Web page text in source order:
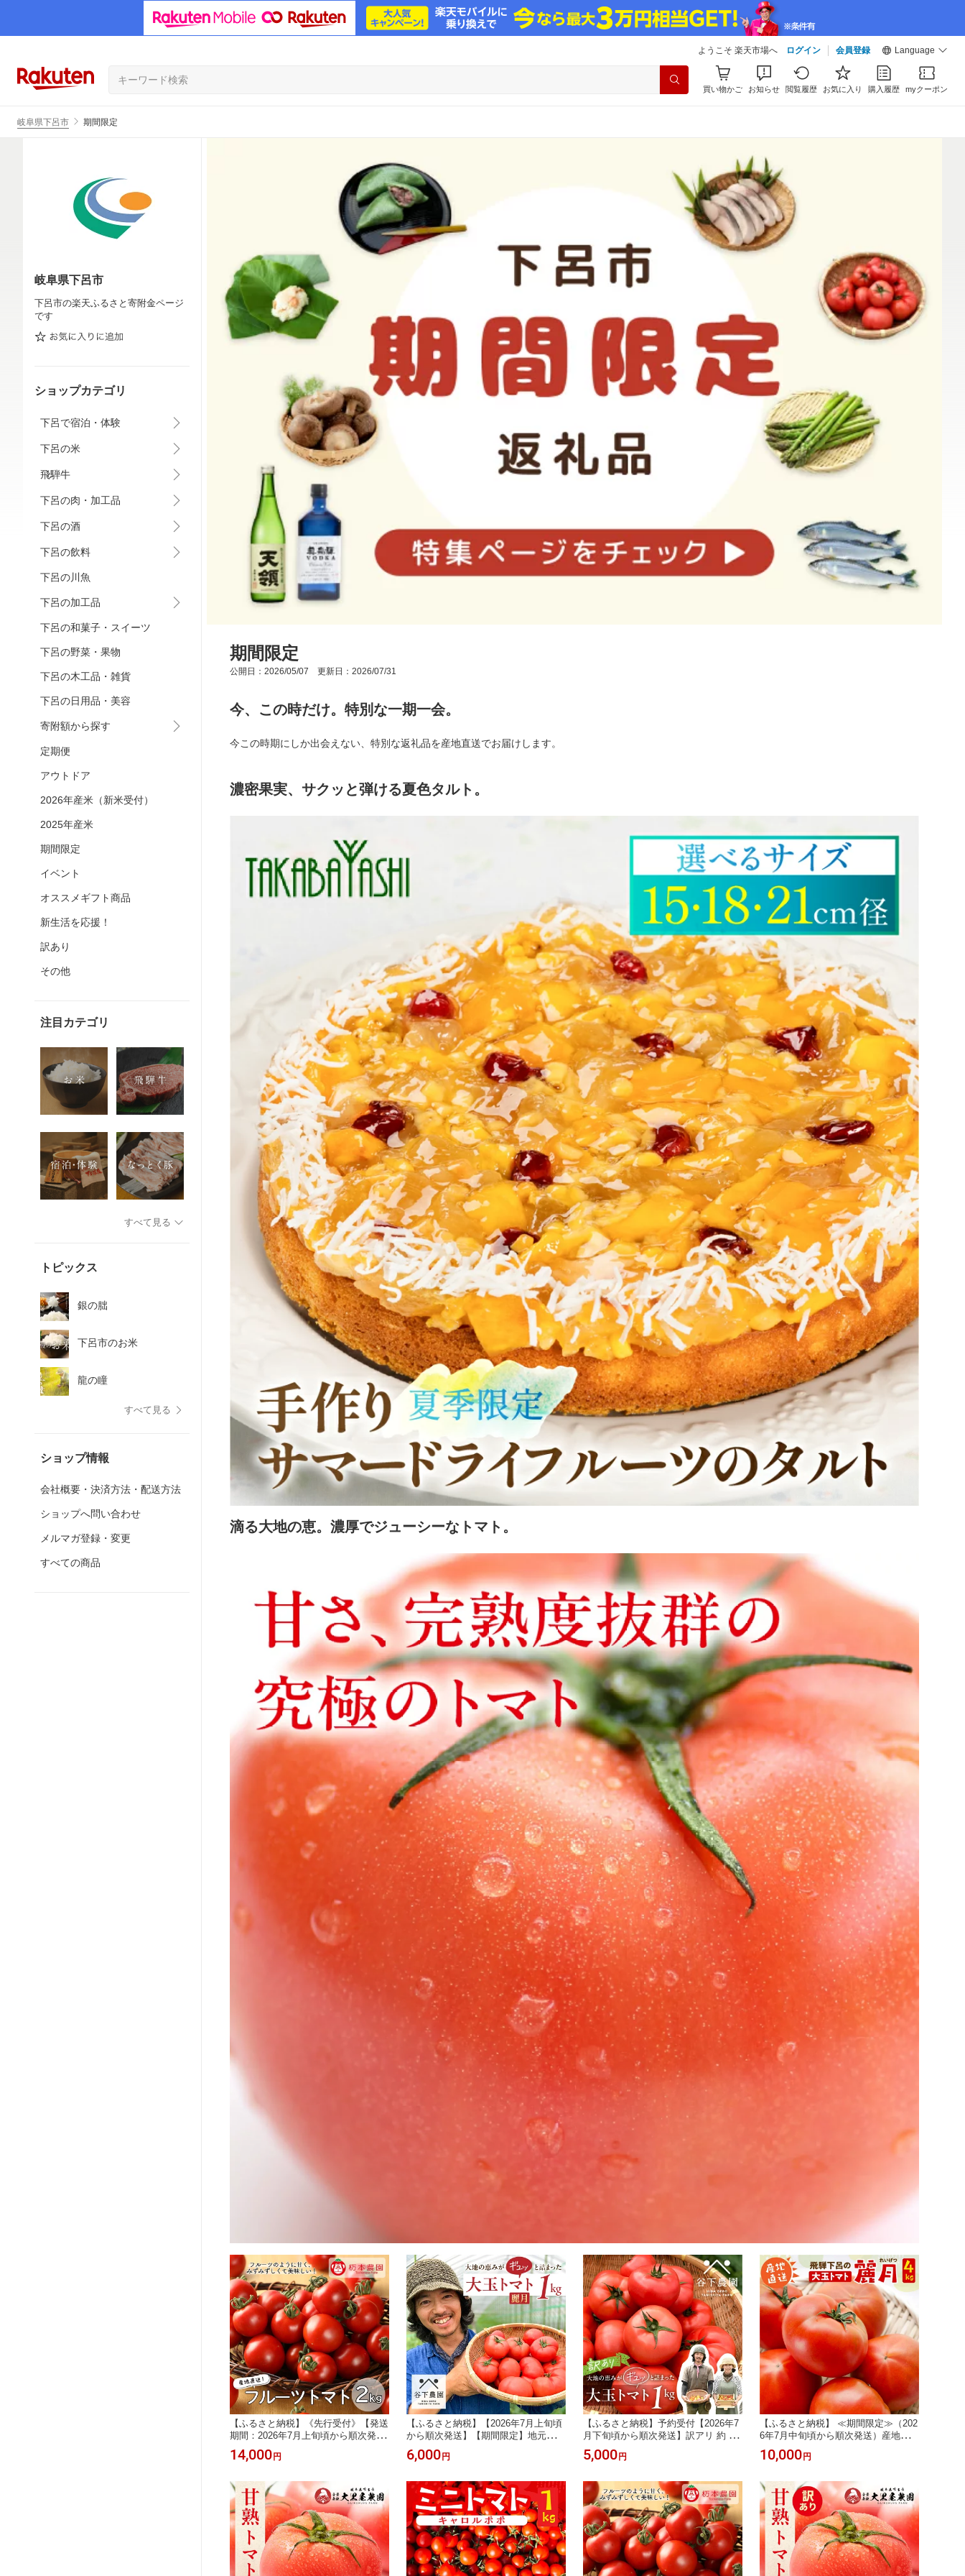
ようこそ 楽天市場へ ログイン 会員登録 Language
買い物かご お知らせ 閲覧履歴 お気に入り 購入履歴 myクーポン
岐阜県下呂市 期間限定
岐阜県下呂市
下呂市の楽天ふるさと寄附金ページ
です
ショップカテゴリ
下呂で宿泊・体験
下呂の米
飛騨牛
下呂の肉・加工品
下呂の酒
下呂の飲料
下呂の川魚
下呂の加工品
下呂の和菓子・スイーツ
下呂の野菜・果物
下呂の木工品・雑貨
下呂の日用品・美容
寄附額から探す
定期便
アウトドア
2026年産米（新米受付）
2025年産米
期間限定
イベント
オススメギフト商品
新生活を応援！
訳あり
その他
注目カテゴリ
すべて見る
トピックス
銀の朏
下呂市のお米
龍の瞳
すべて見る
ショップ情報
会社概要・決済方法・配送方法
ショップへ問い合わせ
メルマガ登録・変更
すべての商品
期間限定
公開日：2026/05/07 更新日：2026/07/31
今、この時だけ。特別な一期一会。
今この時期にしか出会えない、特別な返礼品を産地直送でお届けします。
濃密果実、サクッと弾ける夏色タルト。
滴る大地の恵。濃厚でジューシーなトマト。
【ふるさと納税】《先行受付》【発送
期間：2026年7月上旬頃から順次発
送】産地直送！杤本農園 フルーツト
マト 2kg入り 華小町 はなこまち ミニ
おすすめ デザートトマト 高糖度 期間
限定 季節限定 12000円 岐阜県 下呂市
14,000円
【ふるさと納税】【2026年7月上旬頃
から順次発送】【期間限定】地元の人
気者！大地の恵みがぎゅーっと詰まっ
た果肉が厚い 大玉トマト約 1kg（6〜
JAS認証農園の完熟トマト使用≫ 麗
月 とまと 産地直送 6000円 岐阜県 下
呂市
6,000円
【ふるさと納税】予約受付【2026年7
月下旬頃から順次発送】訳アリ 約 1k
g 大地の恵みがぎゅーっと詰まった果
肉が厚い大玉≪谷下農園 有機JAS認
月 有機JAS認証 レイゲツ れいげつ
とまと 訳あり 下呂温泉 特産品 5000
円 岐阜県 下呂市
5,000円
【ふるさと納税】 ≪期間限定≫（202
6年7月中旬頃から順次発送）産地直
送！飛騨トマト 麗月大玉20玉（4kg）
下呂市 とまと トマト 新鮮 野菜 レイ
10,000円